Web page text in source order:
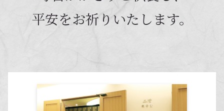
平安をお祈りいたします。